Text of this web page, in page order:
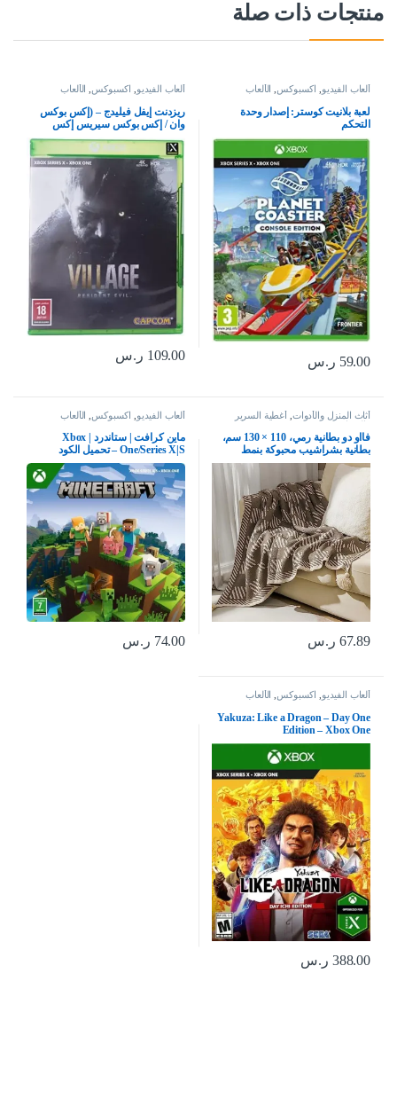
منتجات ذات صلة
ألعاب الفيديو اكسبوكس الألعاب
لعبة بلانيت كوستر: إصدار وحدة
التحكم
59.00 ر.س
ألعاب الفيديو اكسبوكس الألعاب
ريزدنت إيفل فيليدج – (إكس بوكس
وان / إكس بوكس سيريس إكس
بوكس إكس بوكس إكس | إس إس
109.00 ر.س
أثاث المنزل والأدوات أغطية السرير
والوسائد
فااو دو بطانية رمي، 110 × 130 سم،
بطانية بشراشيب محبوكة بنمط
بوهيمي، بطانية تكييف الهواء الصيفية،
بطانية قيلولة، بطانية للسكن الجامعي
للكنبة والتخييم والاقامة المنزلية
والسفر، نمط 2
67.89 ر.س
ألعاب الفيديو اكسبوكس الألعاب
ماين كرافت | ستاندرد | Xbox
One/Series X|S – تحميل الكود
74.00 ر.س
ألعاب الفيديو اكسبوكس الألعاب
Yakuza: Like a Dragon – Day One
Edition – Xbox One
388.00 ر.س